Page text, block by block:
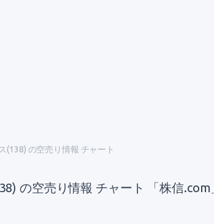
(138) の空売り情報 チャート
の空売り情報 チャート 「株信.com